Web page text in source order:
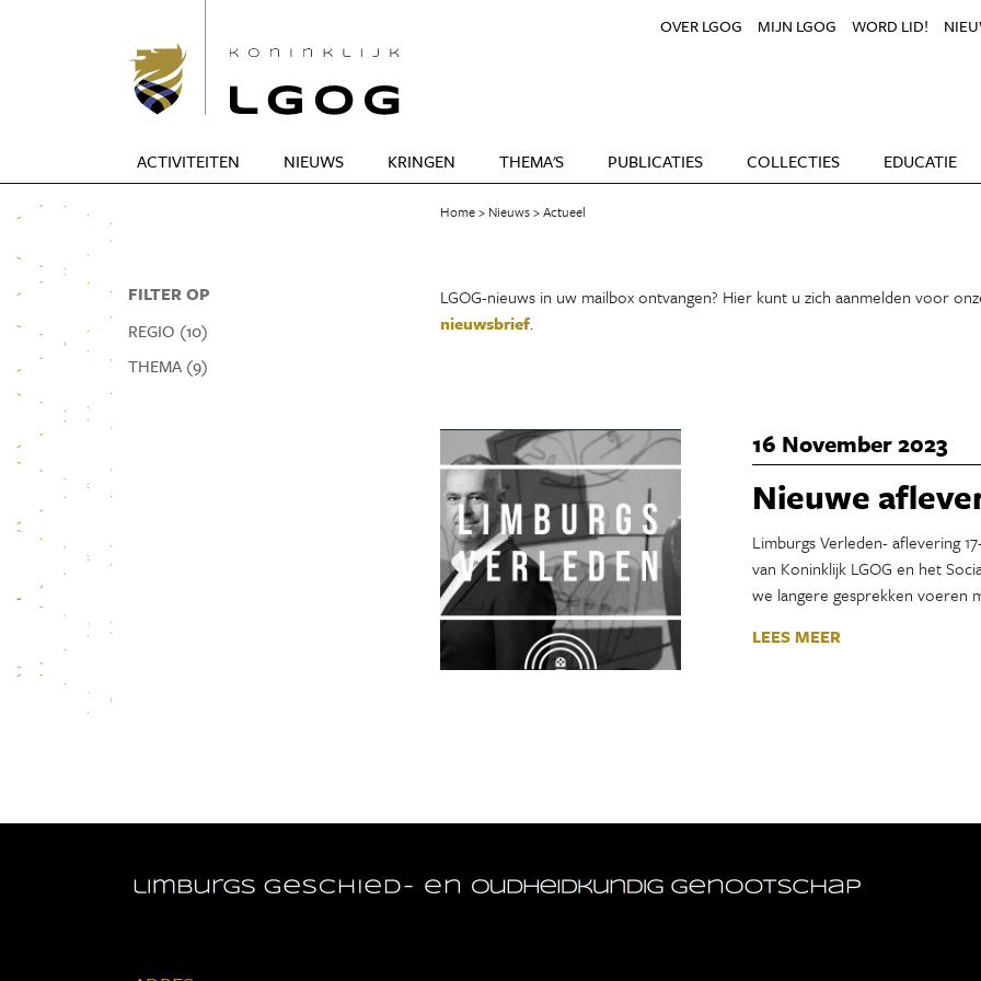
ACTIVITEITEN NIEUWS KRINGEN THEMA'S PUBLICATIES COLLECTIES EDUCATIE
OVER LGOG MIJN LGOG WORD LID!
FILTER OP
REGIO (10)
THEMA (9)
Home Nieuws Actueel
LGOG-nieuws in uw mailbox ontvangen? Hier kunt u zich aanmelden voor
nieuwsbrief.
16 November 2023
Nieuwe
Limburgs Verleden- aflevering
van Koninklijk LGOG en het
we langere gesprekken voeren
LEES MEER